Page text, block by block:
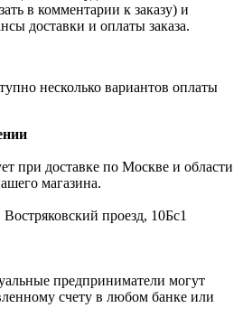
в комментарии к заказу) и
доставки и оплаты заказа.
несколько вариантов оплаты
при доставке по Москве и области
магазина.
проезд, 10Бс1
предприниматели могут
счету в любом банке или